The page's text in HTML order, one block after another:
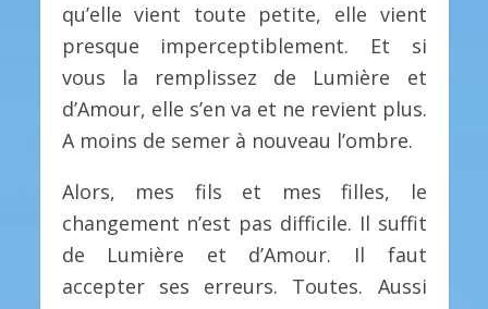
qu’elle vient toute petite, elle vient
presque imperceptiblement. Et si
vous la remplissez de Lumière et
d’Amour, elle s’en va et ne revient plus.
A moins de semer à nouveau l’ombre.
Alors, mes fils et mes filles, le
changement n’est pas difficile. Il suffit
de Lumière et d’Amour. Il faut
accepter ses erreurs. Toutes. Aussi